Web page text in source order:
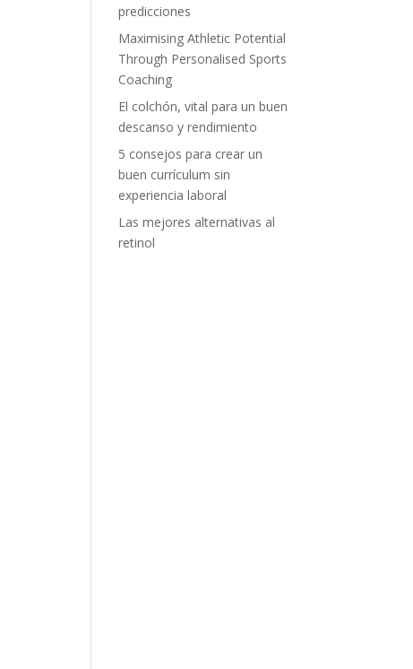
predicciones
Maximising Athletic Potential
Through Personalised Sports
Coaching
El colchón, vital para un buen
descanso y rendimiento
5 consejos para crear un
buen currículum sin
experiencia laboral
Las mejores alternativas al
retinol